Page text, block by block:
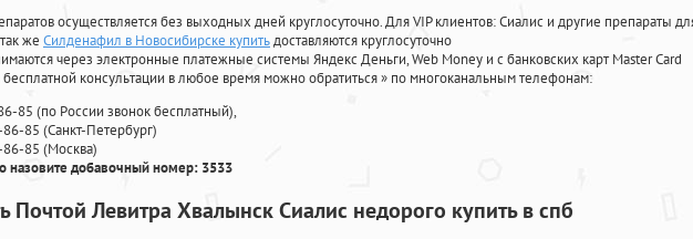
осуществляется без выходных дней круглосуточно. Для VIP клиентов: Сиалис и другие препараты
же Силденафил в Новосибирске купитьдоставляются круглосуточно
через электронные платежные системы Яндекс Деньги, Web Money и с банковских карт Master Card
бесплатной консультации в любое время можно обратиться» по многоканальным телефонам:
85 (по России звонок бесплатный),
85 (Санкт-Петербург)
85 (Москва)
назовите добавочный номер: 3533
Почтой Левитра Хвалынск Сиалис недорого купить в спб